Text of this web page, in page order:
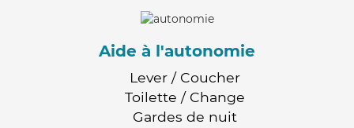
Aide à l'autonomie
Lever / Coucher
Toilette / Change
Gardes de nuit